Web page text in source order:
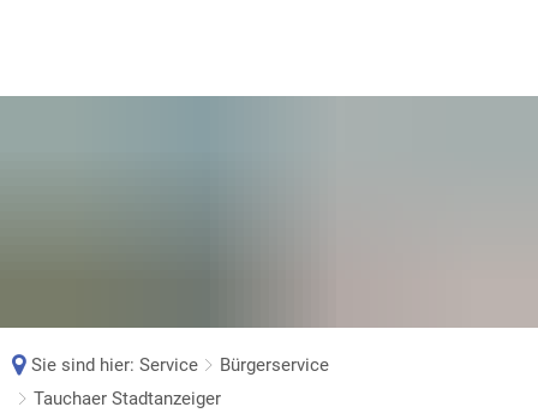
Sie sind hier: Service
Bürgerservice
Tauchaer Stadtanzeiger